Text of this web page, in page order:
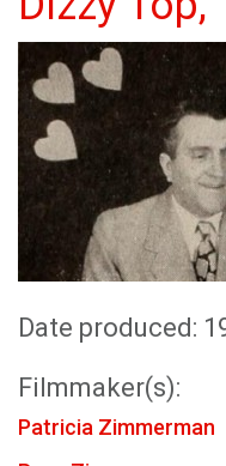
Date produced:
Filmmaker(s):
Patricia Zimmerman